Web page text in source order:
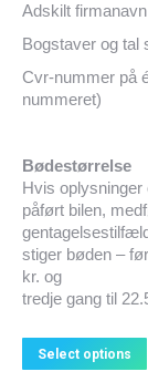
Adskilt
Bogstaver og
Cvr-nummer på
nummeret)
Bødestørrelse
Hvis
påført bilen,
stiger bøden –
kr. og
tredje gang til
Select options